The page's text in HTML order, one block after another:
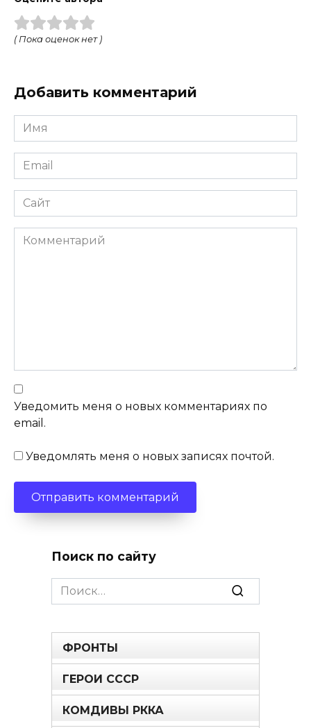
( Пока оценок нет )
Добавить комментарий
Имя
Email
Сайт
Комментарий
Уведомить меня о новых комментариях по
email.
Уведомлять меня о новых записях почтой.
Поиск по сайту
Search
for:
ФРОНТЫ
ГЕРОИ СССР
КОМДИВЫ РККА